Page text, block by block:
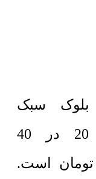
بلوک سبک
سیمانی 10 در 20 در 40
تومان است.